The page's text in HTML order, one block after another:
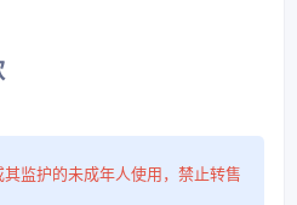
监护的未成年人使用，禁止转售